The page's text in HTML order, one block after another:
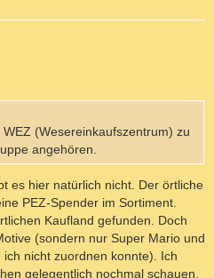
(Wesereinkaufszentrum) zu
angehören.
es hier natürlich nicht. Der örtliche
PEZ-Spender im Sortiment.
Kaufland gefunden. Doch
(sondern nur Super Mario und
nicht zuordnen konnte). Ich
gelegentlich nochmal schauen,